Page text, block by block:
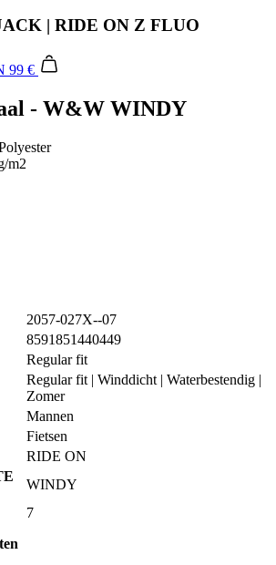
| RIDE ON Z FLUO
99 €
- W&W WINDY
m2
2057-027X--07
8591851440449
Regular fit
Regular fit | Winddicht | Waterbestendig |
Zomer
Mannen
Fietsen
RIDE ON
WINDY
7